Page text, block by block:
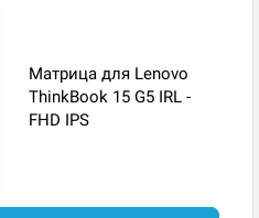
Матрица для Lenovo
ThinkBook 15 G5 IRL -
FHD IPS